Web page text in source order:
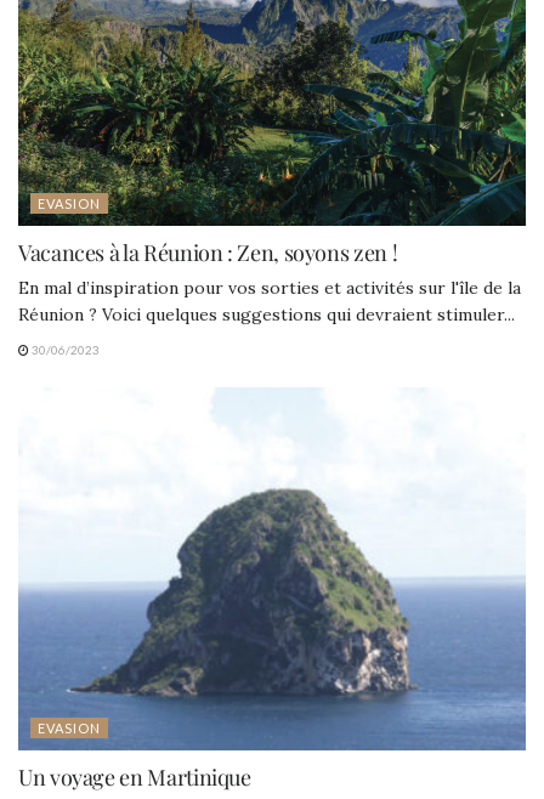
EVASION
Vacances à la Réunion : Zen, soyons zen !
En mal d’inspiration pour vos sorties et activités sur l'île de la
Réunion ? Voici quelques suggestions qui devraient stimuler...
30/06/2023
EVASION
Un voyage en Martinique